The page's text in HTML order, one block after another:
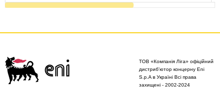
ТОВ «Компанія Ліга» офіційний
дистриб'ютор концерну Eni
S.p.A в Україні Всі права
захищені - 2002-2024